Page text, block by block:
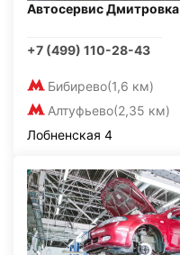
Автосервис Дмитровка
+7 (499) 110-28-43
Бибирево(1,6 км)
Алтуфьево(2,35 км)
Лобненская 4